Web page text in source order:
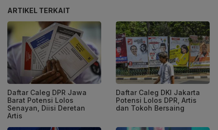
ARTIKEL TERKAIT
Daftar Caleg DPR Jawa
Barat Potensi Lolos
Senayan, Diisi Deretan
Artis
Daftar Caleg DKI Jakarta
Potensi Lolos DPR, Artis
dan Tokoh Bersaing